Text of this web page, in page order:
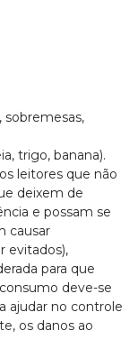
sobremesas,
trigo, banana).
leitores que não
deixem de
e possam se
causar
evitados),
para que
deve-se
ajudar no controle
os danos ao